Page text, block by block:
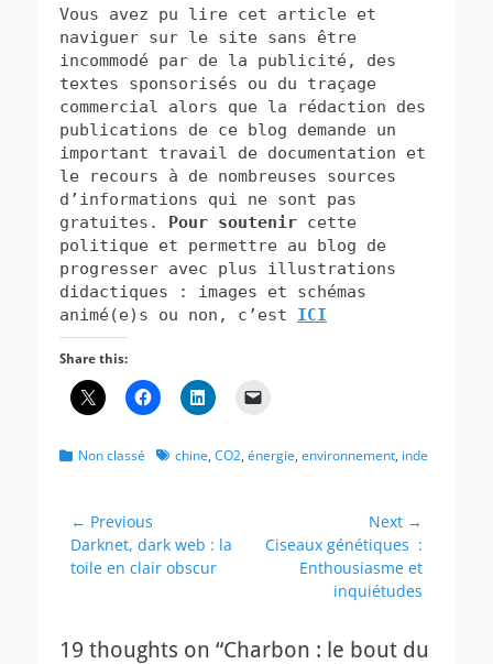
Vous avez pu lire cet article et
naviguer sur le site sans être
incommodé par de la publicité, des
textes sponsorisés ou du traçage
commercial alors que la rédaction des
publications de ce blog demande un
important travail de documentation et
le recours à de nombreuses sources
d’informations qui ne sont pas
gratuites. Pour soutenir cette
politique et permettre au blog de
progresser avec plus illustrations
didactiques : images et schémas
animé(e)s ou non, c’est ICI
Share this:
Categories
Non classé Tagschine, CO2, énergie, environnement, inde
Post
navigation
← Previous
Previous
post:
Darknet, dark web : la
toile en clair obscur
Next →
NextCiseaux génétiques :
Enthousiasme et
inquiétudes
19 thoughts on “Charbon : le bout du